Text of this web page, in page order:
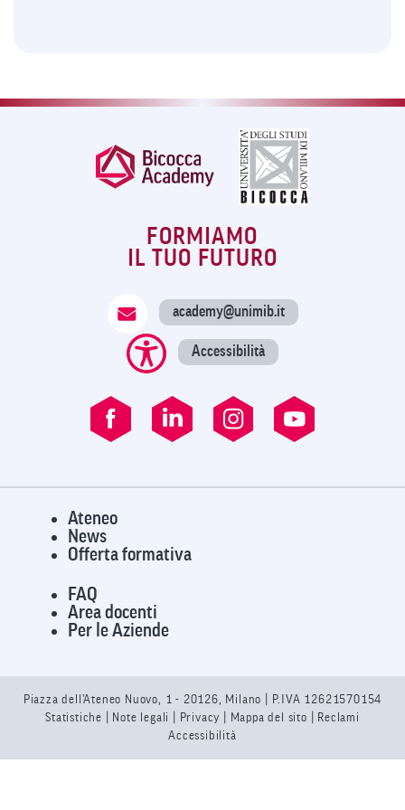
FORMIAMO
IL TUO FUTURO
academy@unimib.it
Accessibilità
Ateneo
News
Offerta formativa
FAQ
Area docenti
Per le Aziende
Piazza dell’Ateneo Nuovo, 1 - 20126, Milano | P.IVA 12621570154
Statistiche
Note legali Privacy | Mappa del sito |
Reclami
Accessibilità